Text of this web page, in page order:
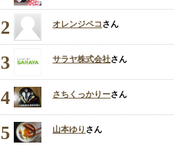
2 オレンジペコさん
3 サラヤ株式会社さん
4 さちくっかりーさん
5 山本ゆり さん